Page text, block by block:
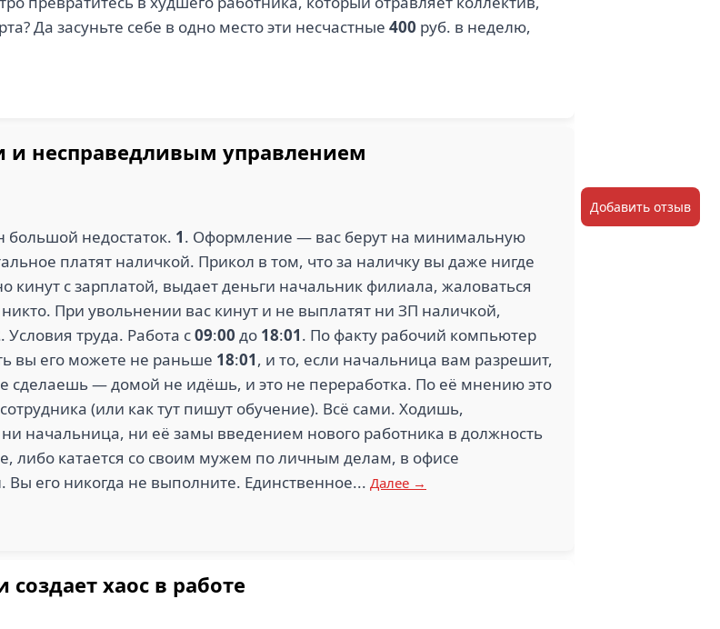
Да засуньте себе в одно место эти несчастные 400 руб. в неделю,
несправедливым управлением
недостаток. 1. Оформление — вас берут на минимальную
платят наличкой. Прикол в том, что за наличку вы даже нигде
кинут с зарплатой, выдает деньги начальник филиала, жаловаться
При увольнении вас кинут и не выплатят ни ЗП наличкой,
. Условия труда. Работа с09:00 до 18:01. По факту рабочий компьютер
вы его можете не раньше 18:01, и то, если начальница вам разрешит,
сделаешь — домой не идёшь, и это не переработка. По её мнению это
(или как тут пишут обучение). Всё сами. Ходишь,
начальница, ни её замы введением нового работника в должность
либо катается со своим мужем по личным делам, в офисе
Вы его никогда не выполните. Единственное... Далее →
хаос в работе
Добавить отзыв